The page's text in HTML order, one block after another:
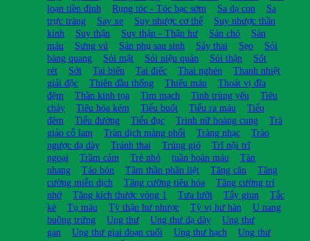
loạn tiền đình
Rụng tóc - Tóc bạc sớm Sa dạ con
Sa
trực tràng
Say xe Suy nhược cơ thể
Suy nhược thần
kinh
Suy thận Suy thận - Thận hư Sán chó
Sán
máu
Sưng vú Sản phụ sau sinh Sảy thai Sẹo
Sỏi
bàng quang
Sỏi mật Sỏi niệu quản Sỏi thận
Sốt
rét
Sởi Tai biến Tai điếc Thai nghén
Thanh nhiệt
giải độc
Thiên đầu thống Thiếu máu
Thoát vị đĩa
đệm
Thần kinh tọa Tim mạch Tinh trùng yếu
Tiêu
chảy
Tiêu hóa kém Tiểu buốt Tiểu ra máu
Tiểu
đêm
Tiểu đường Tiểu đục Trinh nữ hoàng cung
Trà
giảo cổ lam
Tràn dịch màng phổi Tràng nhạc
Trào
ngược dạ dày
Tránh thai Trúng gió
Trĩ nội trĩ
ngoại
Trầm cảm Trẻ nhỏ tuần hoàn máu
Tàn
nhang
Táo bón Tâm thần phân liệt Tăng cân
Tăng
cường miễn dịch
Tăng cường tiêu hóa
Tăng cường trí
nhớ
Tăng kích thước vòng 1 Tưa lưỡi Tẩy giun
Tắc
kè
Tụ máu Tỳ thận hư nhược Tỳ vị hư hàn
U nang
buồng trứng
Ung thư Ung thư dạ dày
Ung thư
gan
Ung thư giai đoạn cuối Ung thư hạch
Ung thư